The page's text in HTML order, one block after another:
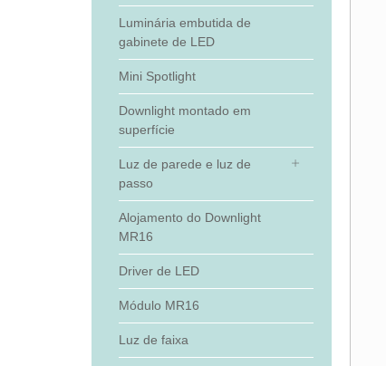
Luminária embutida de
gabinete de LED
Mini Spotlight
Downlight montado em
superfície
Luz de parede e luz de
passo
Alojamento do Downlight
MR16
Driver de LED
Módulo MR16
Luz de faixa